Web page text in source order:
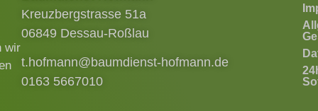
Kreuzbergstrasse 51a
06849 Dessau-Roßlau
t.hofmann@baumdienst-hofmann.de
0163 5667010
wir